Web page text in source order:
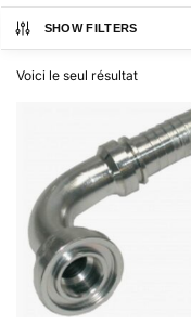
SHOW FILTERS
Voici le seul résultat